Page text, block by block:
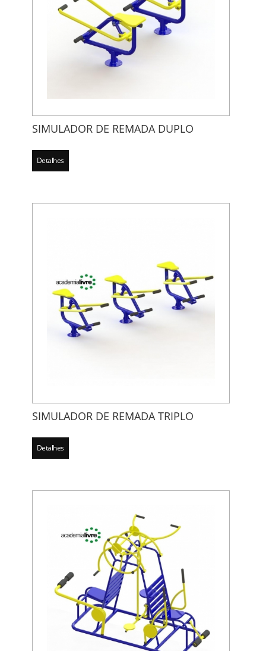
SIMULADOR DE REMADA DUPLO
Detalhes
SIMULADOR DE REMADA TRIPLO
Detalhes